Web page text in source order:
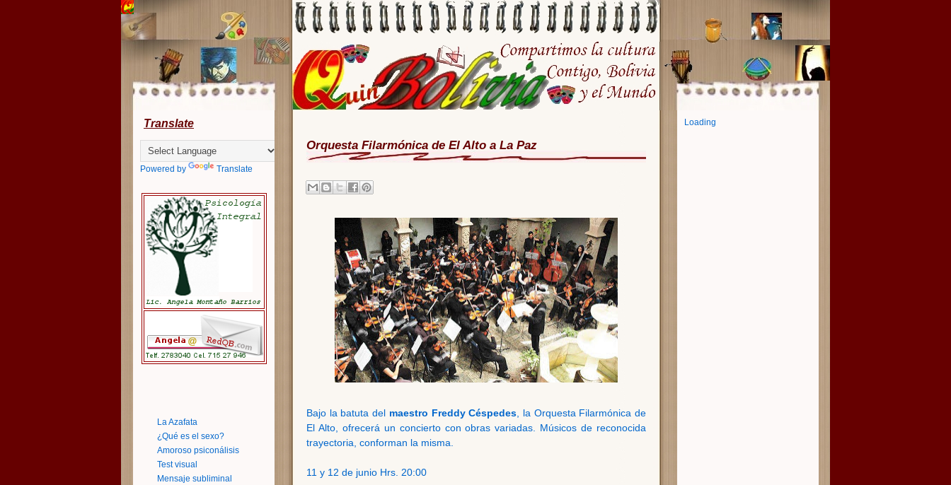
Translate
Powered by Translate
La Azafata
¿Qué es el sexo?
Amoroso psiconálisis
Test visual
Mensaje subliminal
Orquesta Filarmónica de El Alto a La Paz
Bajo la batuta del maestro Freddy Céspedes , la Orquesta Filarmónica de
El Alto, ofrecerá un concierto con obras variadas. Músicos de reconocida
trayectoria, conforman la misma.
11 y 12 de junio Hrs. 20:00
Loading